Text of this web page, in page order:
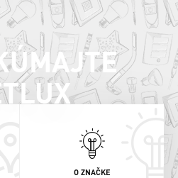
O ZNAČKE